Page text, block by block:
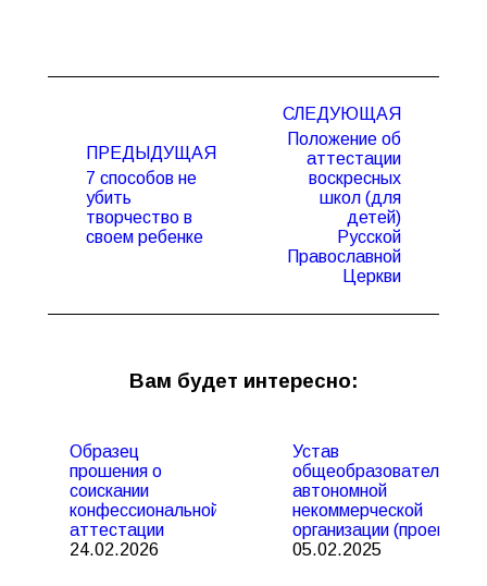
записям
ПРЕДЫДУЩАЯ
Предыдущая
запись:
7 способов не
убить
творчество в
своем ребенке
СЛЕДУЮЩАЯ
Следующая
Положение об
аттестации
воскресных
школ (для
детей)
Русской
Православной
Церкви
Вам будет интересно:
Образец
прошения о
соискании
конфессиональной
аттестации
24.02.2026
Устав
общеобразовательной
автономной
некоммерческой
организации (проект)
05.02.2025